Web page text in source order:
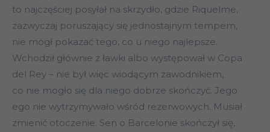
to najczęściej posyłał na skrzydło, gdzie Riquelme,
zazwyczaj poruszający się jednostajnym tempem,
nie mógł pokazać tego, co u niego najlepsze.
Wchodził głównie z ławki albo występował w Copa
del Rey – nie był więc wiodącym zawodnikiem,
co nie mogło się dla niego dobrze skończyć. Jego
ego nie wytrzymywało wśród rezerwowych. Musiał
zmienić otoczenie. Sen o Barcelonie skończył się,